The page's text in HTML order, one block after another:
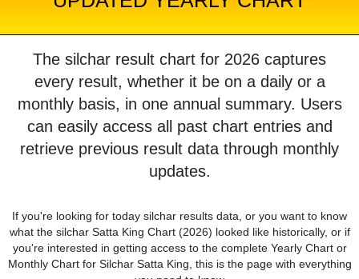
The silchar result chart for 2026 captures
every result, whether it be on a daily or a
monthly basis, in one annual summary. Users
can easily access all past chart entries and
retrieve previous result data through monthly
updates.
If you're looking for today silchar results data, or you want to know
what the silchar Satta King Chart (2026) looked like historically, or if
you're interested in getting access to the complete Yearly Chart or
Monthly Chart for Silchar Satta King, this is the page with everything